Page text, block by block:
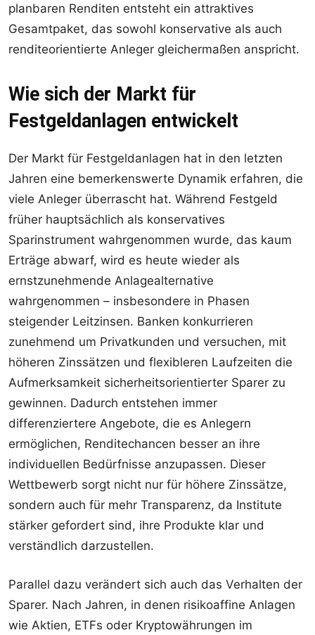
planbaren Renditen entsteht ein attraktives
Gesamtpaket, das sowohl konservative als auch
renditeorientierte Anleger gleichermaßen anspricht.
Wie sich der Markt für
Festgeldanlagen entwickelt
Der Markt für Festgeldanlagen hat in den letzten
Jahren eine bemerkenswerte Dynamik erfahren, die
viele Anleger überrascht hat. Während Festgeld
früher hauptsächlich als konservatives
Sparinstrument wahrgenommen wurde, das kaum
Erträge abwarf, wird es heute wieder als
ernstzunehmende Anlagealternative
wahrgenommen – insbesondere in Phasen
steigender Leitzinsen. Banken konkurrieren
zunehmend um Privatkunden und versuchen, mit
höheren Zinssätzen und flexibleren Laufzeiten die
Aufmerksamkeit sicherheitsorientierter Sparer zu
gewinnen. Dadurch entstehen immer
differenziertere Angebote, die es Anlegern
ermöglichen, Renditechancen besser an ihre
individuellen Bedürfnisse anzupassen. Dieser
Wettbewerb sorgt nicht nur für höhere Zinssätze,
sondern auch für mehr Transparenz, da Institute
stärker gefordert sind, ihre Produkte klar und
verständlich darzustellen.
Parallel dazu verändert sich auch das Verhalten der
Sparer. Nach Jahren, in denen risikoaffine Anlagen
wie Aktien, ETFs oder Kryptowährungen im